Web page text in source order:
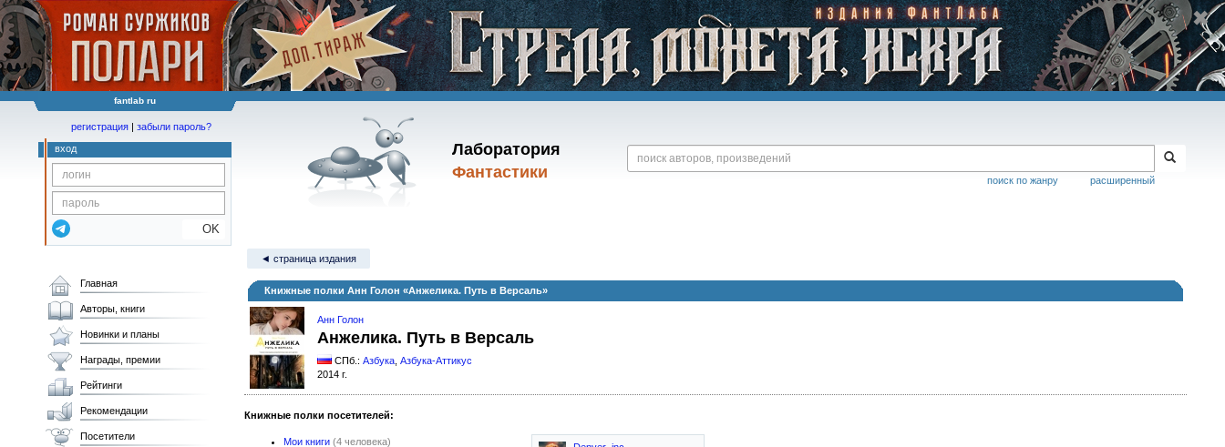
fantlab ru
Лаборатория
Фантастики
расширенный
поиск по жанру
регистрация | забыли пароль?
вход
OK
◄ страница издания
Книжные полки Анн Голон «Анжелика. Путь в Версаль»
Анн Голон
Анжелика. Путь в Версаль
СПб.: Азбука Азбука-Аттикус
2014 г.
Книжные полки посетителей:
Мои книги (4 человека)
Главная
Авторы, книги
Новинки и планы
Награды, премии
Рейтинги
Рекомендации
Посетители